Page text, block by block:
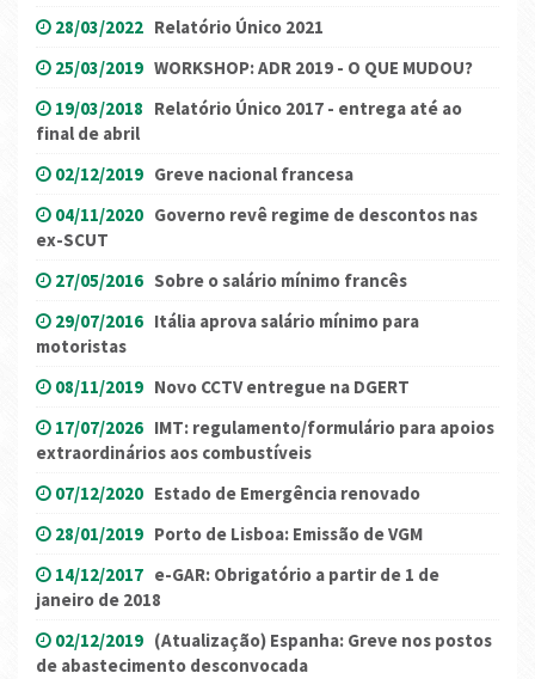
28/03/2022 Relatório Único 2021
25/03/2019 WORKSHOP: ADR 2019 - O QUE MUDOU?
19/03/2018 Relatório Único 2017 - entrega até ao
final de abril
02/12/2019 Greve nacional francesa
04/11/2020 Governo revê regime de descontos nas
ex-SCUT
27/05/2016 Sobre o salário mínimo francês
29/07/2016 Itália aprova salário mínimo para
motoristas
08/11/2019 Novo CCTV entregue na DGERT
17/07/2026 IMT: regulamento/formulário para apoios
extraordinários aos combustíveis
07/12/2020 Estado de Emergência renovado
28/01/2019 Porto de Lisboa: Emissão de VGM
14/12/2017 e-GAR: Obrigatório a partir de 1 de
janeiro de 2018
02/12/2019 (Atualização) Espanha: Greve nos postos
de abastecimento desconvocada